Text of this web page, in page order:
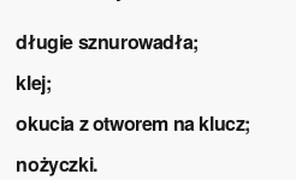
długie sznurowadła;
klej;
okucia z otworem na klucz;
nożyczki.